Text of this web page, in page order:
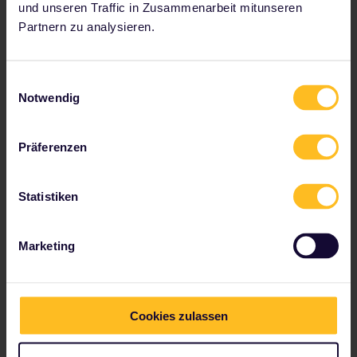
und unseren Traffic in Zusammenarbeit mitunseren
Partnern zu analysieren.
Notwendig
Präferenzen
Statistiken
Marketing
Cookies zulassen
Kurort Rathen
0h 11m
2h 28m
Reservierung